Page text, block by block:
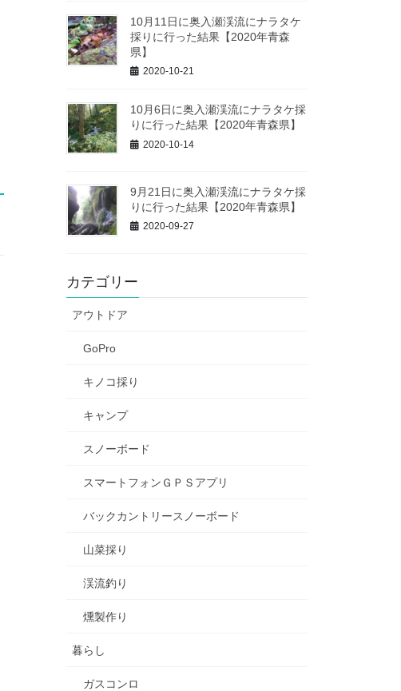
10月11日に奥入瀬渓流にナラタケ
採りに行った結果【2020年青森
県】
2020-10-21
10月6日に奥入瀬渓流にナラタケ採
りに行った結果【2020年青森県】
2020-10-14
9月21日に奥入瀬渓流にナラタケ採
りに行った結果【2020年青森県】
2020-09-27
カテゴリー
アウトドア
GoPro
キノコ採り
キャンプ
スノーボード
スマートフォンＧＰＳアプリ
バックカントリースノーボード
山菜採り
渓流釣り
燻製作り
暮らし
ガスコンロ